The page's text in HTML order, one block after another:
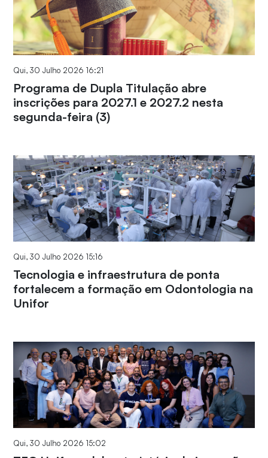
Qui, 30 Julho 2026 16:21
Programa de Dupla Titulação abre
inscrições para 2027.1 e 2027.2 nesta
segunda-feira (3)
Qui, 30 Julho 2026 15:16
Tecnologia e infraestrutura de ponta
fortalecem a formação em Odontologia na
Unifor
Qui, 30 Julho 2026 15:02